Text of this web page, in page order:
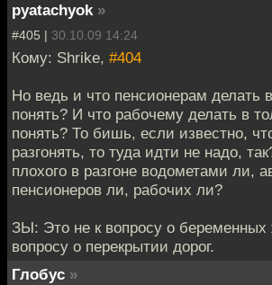
pyatachyok »
#405 | 30.10.09 14:24
Кому: Shrike, #404
Но ведь и что пенсионерам делать
понять? И что рабочему делать в
понять? То бишь, если известно,
разгонять, то туда идти не надо,
плохого в разгоне водометами ли,
пенсионеров ли, рабочих ли?
ЗЫ: Это не к вопросу о беременных
вопросу о перекрытии дорог.
Глобус »